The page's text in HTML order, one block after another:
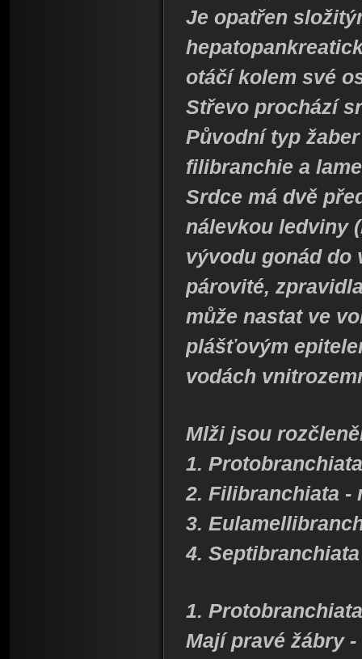
Je opatřen
otáčí kolem své
Střevo prochází
Původní typ
filibranchie a
Srdce má dvě
nálevkou ledviny
vývodu gonád do
párovité,
může nastat ve
plášťovým
vodách
Mlži jsou
1.
2. Filibranchiata -
3.
4.
1. Protobranchiata
Mají pravé žábry